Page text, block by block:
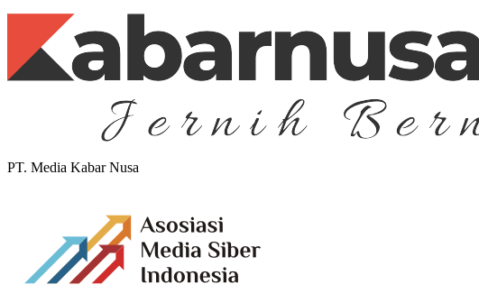
PT. Media Kabar Nusa